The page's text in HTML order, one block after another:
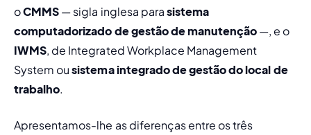
o CMMS — sigla inglesa para sistema
computadorizado de gestão de manutenção
IWMS, de Integrated Workplace Management
System ou sistema integrado de gestão do local de
trabalho.
Apresentamos-lhe as diferenças entre os três